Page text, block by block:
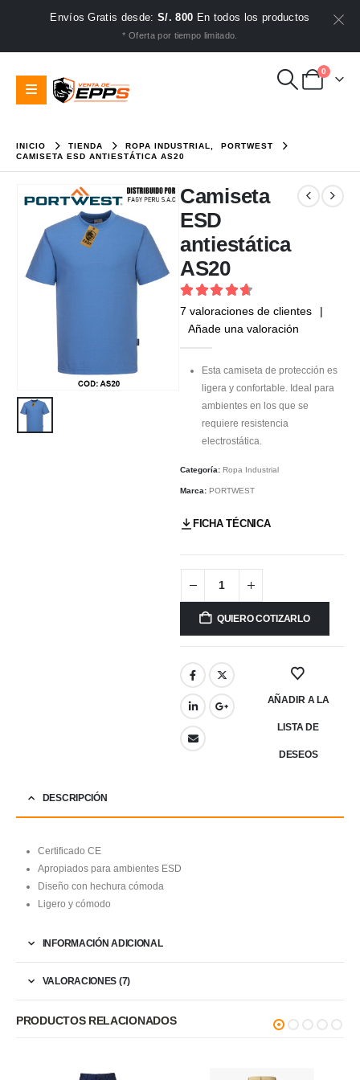
Envíos Gratis desde:S/. 800 En todos los productos
* Oferta por tiempo limitado.
0
INICIO TIENDA ROPA INDUSTRIAL
PORTWEST
CAMISETA ESD ANTIESTÁTICA AS20
Camiseta
ESD
antiestática
AS20
4.71out of 5
7 valoraciones de clientes
|
Añade una valoración
Esta camiseta de protección es
ligera y confortable. Ideal para
ambientes en los que se
requiere resistencia
electrostática.
Categoría: Ropa Industrial
Marca: PORTWEST
FICHA TÉCNICA
QUIERO COTIZARLO
AÑADIR A LA
LISTA DE
DESEOS
DESCRIPCIÓN
Certificado CE
Apropiados para ambientes ESD
Diseño con hechura cómoda
Ligero y cómodo
INFORMACIÓN ADICIONAL
VALORACIONES (7)
PRODUCTOS RELACIONADOS